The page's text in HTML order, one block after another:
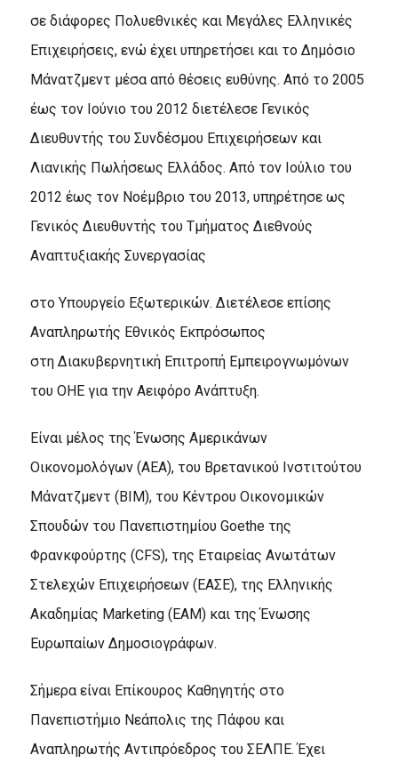
σε διάφορες Πολυεθνικές και Μεγάλες Ελληνικές
Επιχειρήσεις, ενώ έχει υπηρετήσει και το Δημόσιο
Μάνατζμεντ μέσα από θέσεις ευθύνης. Από το 2005
έως τον Ιούνιο του 2012 διετέλεσε Γενικός
Διευθυντής του Συνδέσμου Επιχειρήσεων και
Λιανικής Πωλήσεως Ελλάδος. Από τον Ιούλιο του
2012 έως τον Νοέμβριο του 2013, υπηρέτησε ως
Γενικός Διευθυντής του Τμήματος Διεθνούς
Αναπτυξιακής Συνεργασίας
στο Υπουργείο Εξωτερικών. Διετέλεσε επίσης
Αναπληρωτής Εθνικός Εκπρόσωπος
στη Διακυβερνητική Επιτροπή Εμπειρογνωμόνων
του ΟΗΕ για την Αειφόρο Ανάπτυξη.
Είναι μέλος της Ένωσης Αμερικάνων
Οικονομολόγων (ΑΕΑ), του Βρετανικού Ινστιτούτου
Μάνατζμεντ (BIM), του Κέντρου Οικονομικών
Σπουδών του Πανεπιστημίου Goethe της
Φρανκφούρτης (CFS), της Εταιρείας Ανωτάτων
Στελεχών Επιχειρήσεων (ΕΑΣΕ), της Ελληνικής
Ακαδημίας Marketing (ΕΑΜ) και της Ένωσης
Ευρωπαίων Δημοσιογράφων.
Σήμερα είναι Επίκουρος Καθηγητής στο
Πανεπιστήμιο Νεάπολις της Πάφου και
Αναπληρωτής Αντιπρόεδρος του ΣΕΛΠE. Έχει